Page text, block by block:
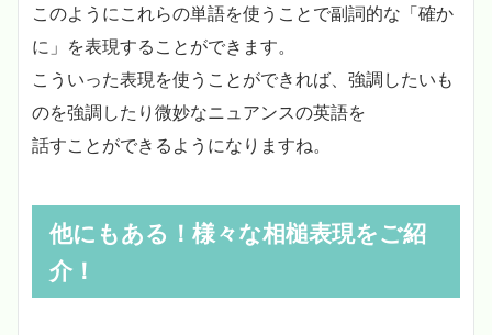
このようにこれらの単語を使うことで副詞的な「確か
に」を表現することができます。
こういった表現を使うことができれば、強調したいも
のを強調したり微妙なニュアンスの英語を
話すことができるようになりますね。
他にもある！様々な相槌表現をご紹
介！